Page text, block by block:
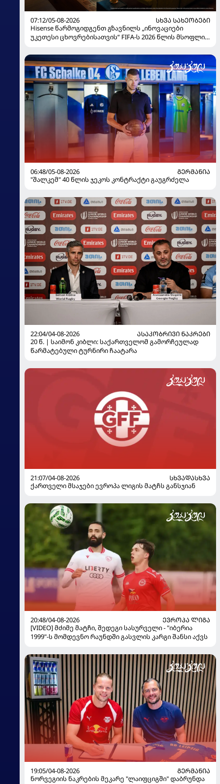
07:12/05-08-2026
ᲡᲮᲕᲐ ᲡᲐᲮᲔᲝᲑᲔᲑᲘ
Hisense წარმოგიდგენთ გზავნილს „ინოვაციები
უკეთესი ცხოვრებისათვის“ FIFA-ს 2026 წლის მსოფლიო
06:48/05-08-2026
ᲒᲔᲠᲛᲐᲜᲘᲐ
"შალკემ" 40 წლის ჯეკოს კონტრაქტი გაუგრძელა
22:04/04-08-2026
ᲐᲡᲐᲙᲝᲑᲠᲘᲕᲘ ᲜᲐᲙᲠᲔᲑᲘ
20 წ. | საიმონ კიბლი: საქართველომ გამორჩეულად
წარმატებული ტურნირი ჩაატარა
21:07/04-08-2026
ᲡᲮᲕᲐᲓᲐᲡᲮᲕᲐ
ქართველი მსაჯები ევროპა ლიგის მატჩს განსჯიან
20:48/04-08-2026
ᲔᲕᲠᲝᲞᲐ ᲚᲘᲒᲐ
[VIDEO] მძიმე მატჩი, შედეგი სასურველი - "იბერია
1999"-ს მომდევნო რაუნდში გასვლის კარგი შანსი აქვს
19:05/04-08-2026
ᲒᲔᲠᲛᲐᲜᲘᲐ
ნორვეგიის ნაკრების მეკარე "ლაიფციგში" დაბრუნდა